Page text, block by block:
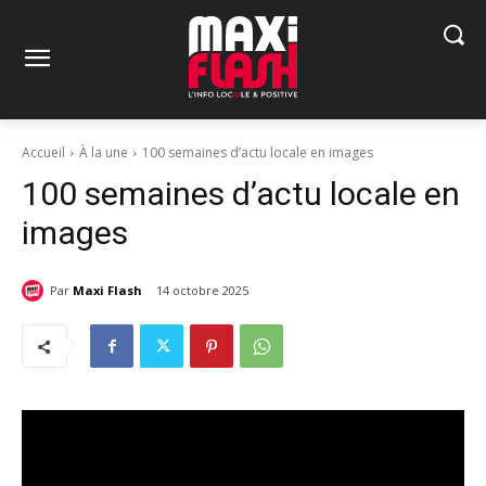
Accueil À la une 100 semaines d’actu locale en images
100 semaines d’actu locale en
images
Par Maxi Flash 14 octobre 2025